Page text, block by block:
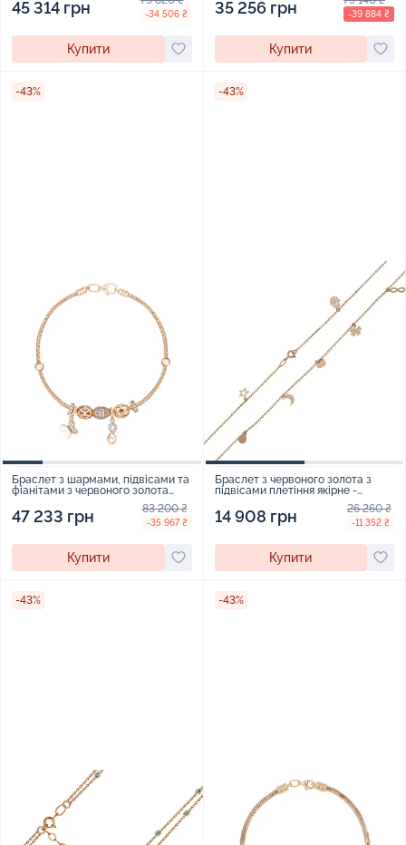
45 314 грн -34 506 ₴
Купити
35 256 грн -39 884 ₴
Купити
-43%
Браслет з шармами, підвісами та
фіанітами з червоного золота
47 233 грн 83 200 ₴
-35 967 ₴
Купити
-43%
Браслет з червоного золота з
підвісами плетіння якірне -
14 908 грн 26 260 ₴
-11 352 ₴
Купити
-43% -43%